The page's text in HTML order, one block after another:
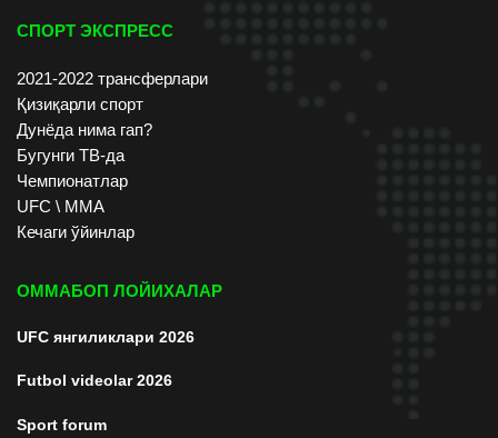
СПОРТ ЭКСПРЕСС
2021-2022 трансферлари
Қизиқарли спорт
Дунёда нима гап?
Бугунги ТВ-да
Чемпионатлар
UFC \ ММА
Кечаги ўйинлар
ОММАБОП ЛОЙИХАЛАР
UFC янгиликлари 2026
Futbol videolar 2026
Sport forum